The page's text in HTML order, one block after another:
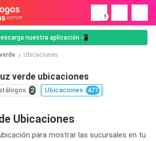
!
nuestra aplicación 📲
Ubicaciones
verde ubicaciones
2 Ubicaciones 477
Ubicaciones
para mostrar las sucursales en tu